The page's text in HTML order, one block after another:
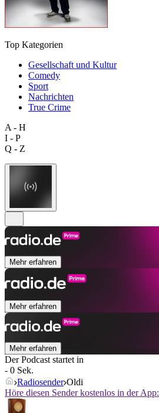
Top Kategorien
Gesellschaft und Kultur
Comedy
Sport
Nachrichten
True Crime
A - H
I - P
Q - Z
Mehr erfahren
Mehr erfahren
Mehr erfahren
Der Podcast startet in
- 0 Sek.
Radiosender Oldi
Höre diesen Sender kostenlos in der App: